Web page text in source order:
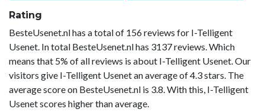
Rating
BesteUsenet.nl has a total of 156 reviews for I-Telligent
Usenet. In total BesteUsenet.nl has 3137 reviews. Which
means that 5% of all reviews is about I-Telligent Usenet. Our
visitors give I-Telligent Usenet an average of 4.3 stars. The
average score on BesteUsenet.nl is 3.8. With this, I-Telligent
Usenet scores higher than average.